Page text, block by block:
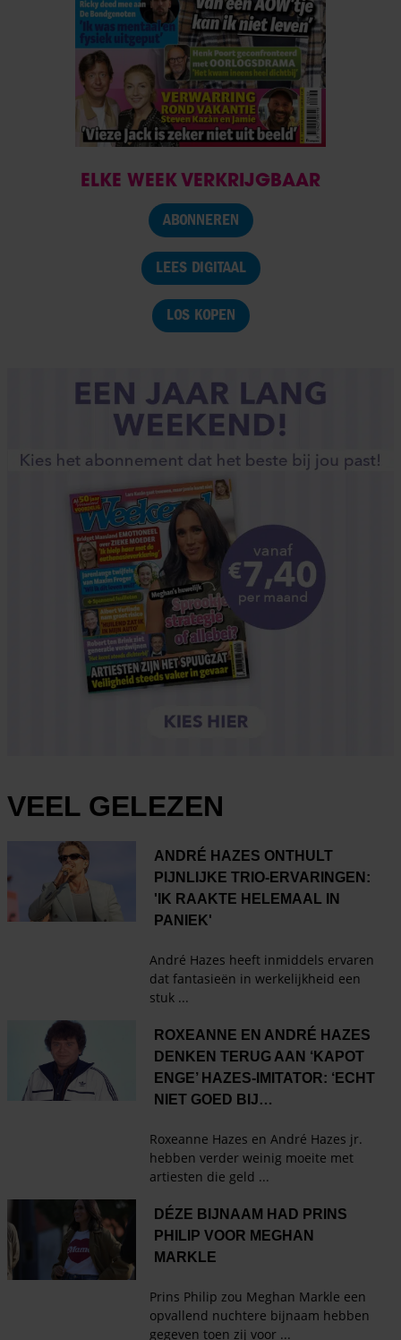
ELKE WEEK VERKRIJGBAAR
ABONNEREN
LEES DIGITAAL
LOS KOPEN